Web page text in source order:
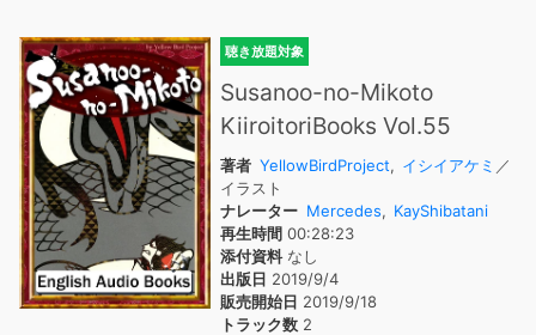
聴き放題対象
Susanoo-no-Mikoto
KiiroitoriBooks Vol.55
著者 YellowBirdProject, イシイアケミ ／
イラスト
ナレーター Mercedes, KayShibatani
再生時間 00:28:23
添付資料なし
出版日 2019/9/4
販売開始日 2019/9/18
トラック数 2